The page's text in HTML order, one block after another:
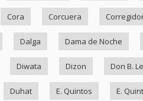
Cora Corcuera
Dalga Dama de Noche
Diwata Dizon Don B.
Duhat E. Quintos E.